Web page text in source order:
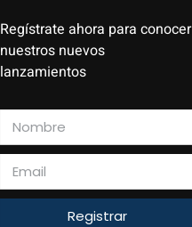
Regístrate ahora para conocer
nuestros nuevos
lanzamientos
Registrar